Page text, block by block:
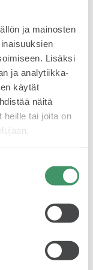
ja mainosten
Lisäksi
ja analytiikka-
käytät
näitä
heille tai joita on
on, että
kertoo.
Vantaan
peruuttanut
että
järjestettyä.
teemme
puitteet”,
Kallislahti